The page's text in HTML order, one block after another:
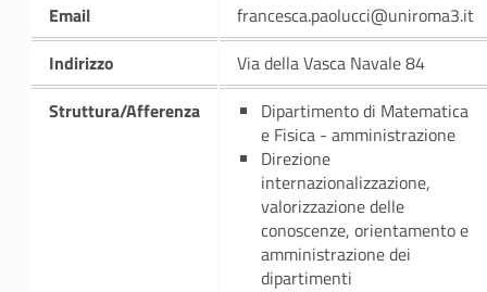
Email
francesca.paolucci@uniroma3.it
Indirizzo
Via della Vasca Navale 84
Struttura/Afferenza
Dipartimento di Matematica
e Fisica - amministrazione
Direzione
internazionalizzazione,
valorizzazione delle
conoscenze, orientamento e
amministrazione dei
dipartimenti